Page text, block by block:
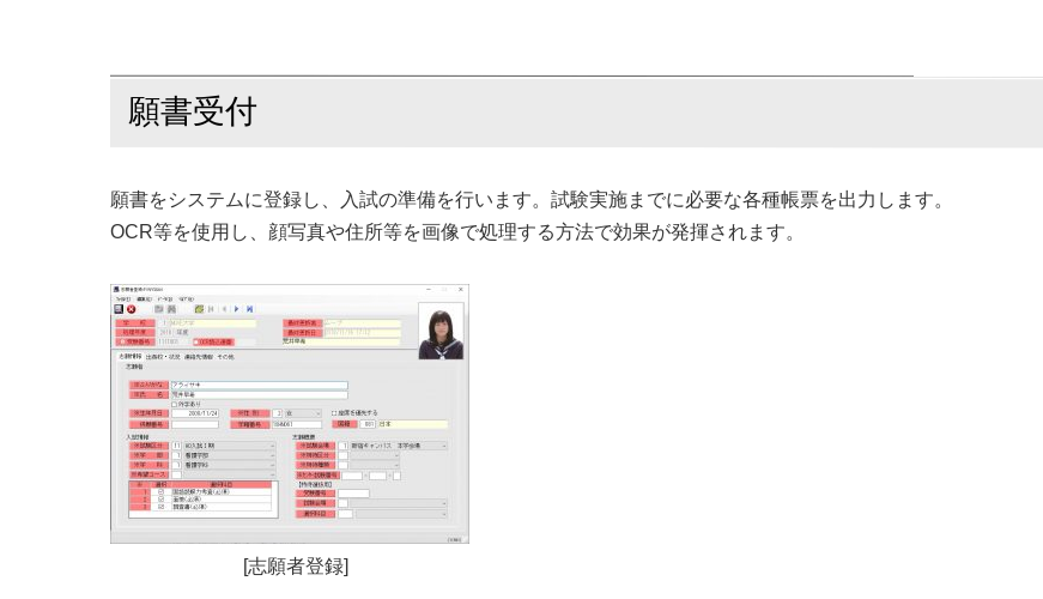
願書受付
願書をシステムに登録し、入試の準備を行います。試験実施までに必要な各種帳票を出力します。
OCR等を使用し、顔写真や住所等を画像で処理する方法で効果が発揮されます。
[志願者登録]